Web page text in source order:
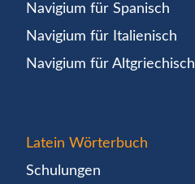
Navigium für Spanisch
Navigium für Italienisch
Navigium für Altgriechisch
Latein Wörterbuch
Schulungen